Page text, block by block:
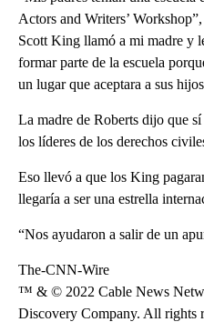
Actors and Writers’
Scott King llamó a mi madre y
formar parte de la escuela
un lugar que aceptara a sus
La madre de Roberts dijo que
los líderes de los derechos
Eso llevó a que los King
llegaría a ser una estrella
“Nos ayudaron a salir de un
The-CNN-Wire
™ & © 2022 Cable News
Discovery Company. All rights